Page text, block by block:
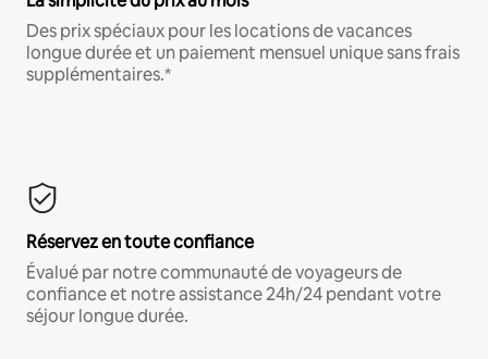
Des prix spéciaux pour les locations de vacances
longue durée et un paiement mensuel unique sans frais
supplémentaires.*
Réservez en toute confiance
Évalué par notre communauté de voyageurs de
confiance et notre assistance 24h/24 pendant votre
séjour longue durée.